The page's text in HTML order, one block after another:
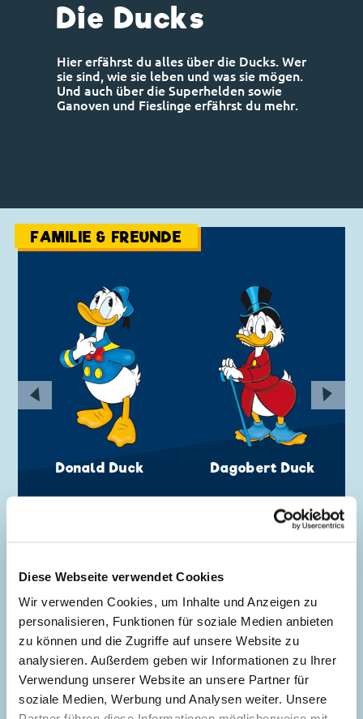
Diese Webseite verwendet Cookies
Wir verwenden Cookies, um Inhalte und Anzeigen zu
personalisieren, Funktionen für soziale Medien anbieten
zu können und die Zugriffe auf unsere Website zu
analysieren. Außerdem geben wir Informationen zu Ihrer
Verwendung unserer Website an unsere Partner für
soziale Medien, Werbung und Analysen weiter. Unsere
Die Ducks
Hier erfährst du alles über die Ducks. Wer
sie sind, wie sie leben und was sie mögen.
Und auch über die Superhelden sowie
Ganoven und Fieslinge erfährst du mehr.
FAMILIE & FREUNDE
Donald Duck Dagobert Duck
◀ ▶
GANOVEN & FIESLINGE